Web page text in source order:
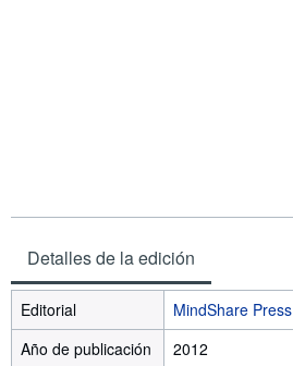
Detalles de la edición
Editorial
MindShare Press
Año de publicación
2012